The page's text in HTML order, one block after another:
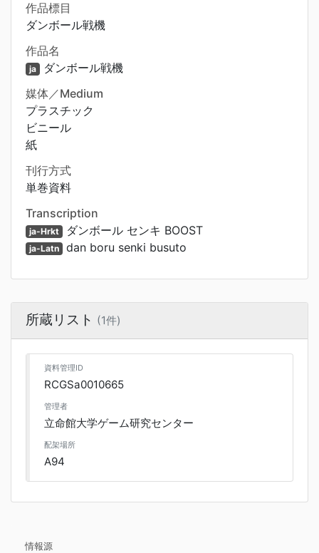
作品標目
ダンボール戦機
作品名
ja ダンボール戦機
媒体／Medium
プラスチック
ビニール
紙
刊行方式
単巻資料
Transcription
ja-Hrkt ダンボール センキ BOOST
ja-Latn dan boru senki busuto
所蔵リスト (1件)
資料管理ID
RCGSa0010665
管理者
立命館大学ゲーム研究センター
配架場所
A94
情報源